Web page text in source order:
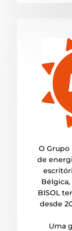
O
de
Bélgica,
BISOL
desde
Uma